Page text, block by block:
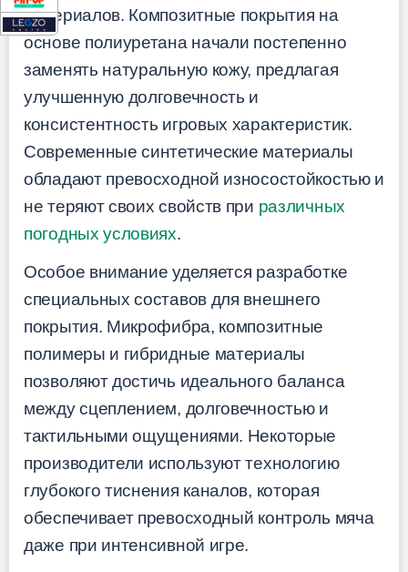
материалов. Композитные покрытия на
основе полиуретана начали постепенно
заменять натуральную кожу, предлагая
улучшенную долговечность и
консистентность игровых характеристик.
Современные синтетические материалы
обладают превосходной износостойкостью и
не теряют своих свойств при различных
погодных условиях.
Особое внимание уделяется разработке
специальных составов для внешнего
покрытия. Микрофибра, композитные
полимеры и гибридные материалы
позволяют достичь идеального баланса
между сцеплением, долговечностью и
тактильными ощущениями. Некоторые
производители используют технологию
глубокого тиснения каналов, которая
обеспечивает превосходный контроль мяча
даже при интенсивной игре.